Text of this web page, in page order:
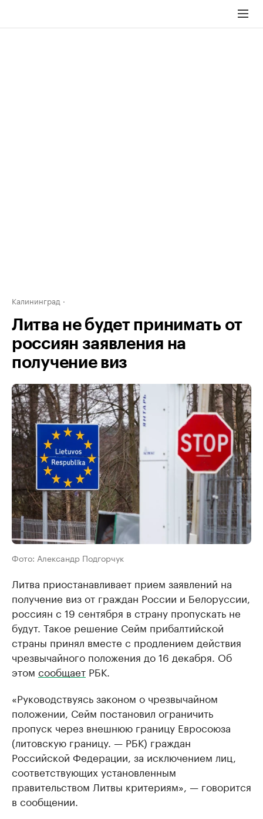
Калининград
Литва не будет принимать от
россиян заявления на
получение виз
Фото: Александр Подгорчук
Литва приостанавливает прием заявлений на
получение виз от граждан России и Белоруссии,
россиян с 19 сентября в страну пропускать не
будут. Такое решение Сейм прибалтийской
страны принял вместе с продлением действия
чрезвычайного положения до 16 декабря. Об
этом сообщает РБК.
«Руководствуясь законом о чрезвычайном
положении, Сейм постановил ограничить
пропуск через внешнюю границу Евросоюза
(литовскую границу. — РБК) граждан
Российской Федерации, за исключением лиц,
соответствующих установленным
правительством Литвы критериям», — говорится
в сообщении.